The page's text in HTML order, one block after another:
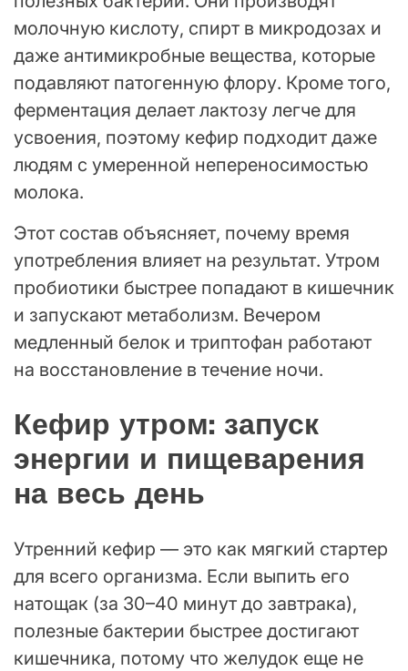
молочную кислоту, спирт в микродозах и
даже антимикробные вещества, которые
подавляют патогенную флору. Кроме того,
ферментация делает лактозу легче для
усвоения, поэтому кефир подходит даже
людям с умеренной непереносимостью
молока.
Этот состав объясняет, почему время
употребления влияет на результат. Утром
пробиотики быстрее попадают в кишечник
и запускают метаболизм. Вечером
медленный белок и триптофан работают
на восстановление в течение ночи.
Кефир утром: запуск
энергии и пищеварения
на весь день
Утренний кефир — это как мягкий стартер
для всего организма. Если выпить его
натощак (за 30–40 минут до завтрака),
полезные бактерии быстрее достигают
кишечника, потому что желудок еще не